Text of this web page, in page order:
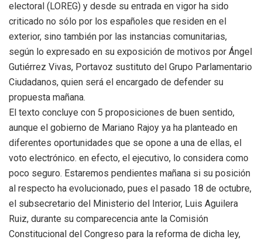
electoral (LOREG) y desde su entrada en vigor ha sido
criticado no sólo por los españoles que residen en el
exterior, sino también por las instancias comunitarias,
según lo expresado en su exposición de motivos por Ángel
Gutiérrez Vivas, Portavoz sustituto del Grupo Parlamentario
Ciudadanos, quien será el encargado de defender su
propuesta mañana.
El texto concluye con 5 proposiciones de buen sentido,
aunque el gobierno de Mariano Rajoy ya ha planteado en
diferentes oportunidades que se opone a una de ellas, el
voto electrónico. en efecto, el ejecutivo, lo considera como
poco seguro. Estaremos pendientes mañana si su posición
al respecto ha evolucionado, pues el pasado 18 de octubre,
el subsecretario del Ministerio del Interior, Luis Aguilera
Ruiz, durante su comparecencia ante la Comisión
Constitucional del Congreso para la reforma de dicha ley,